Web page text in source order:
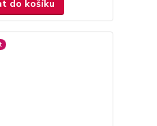
do košíku